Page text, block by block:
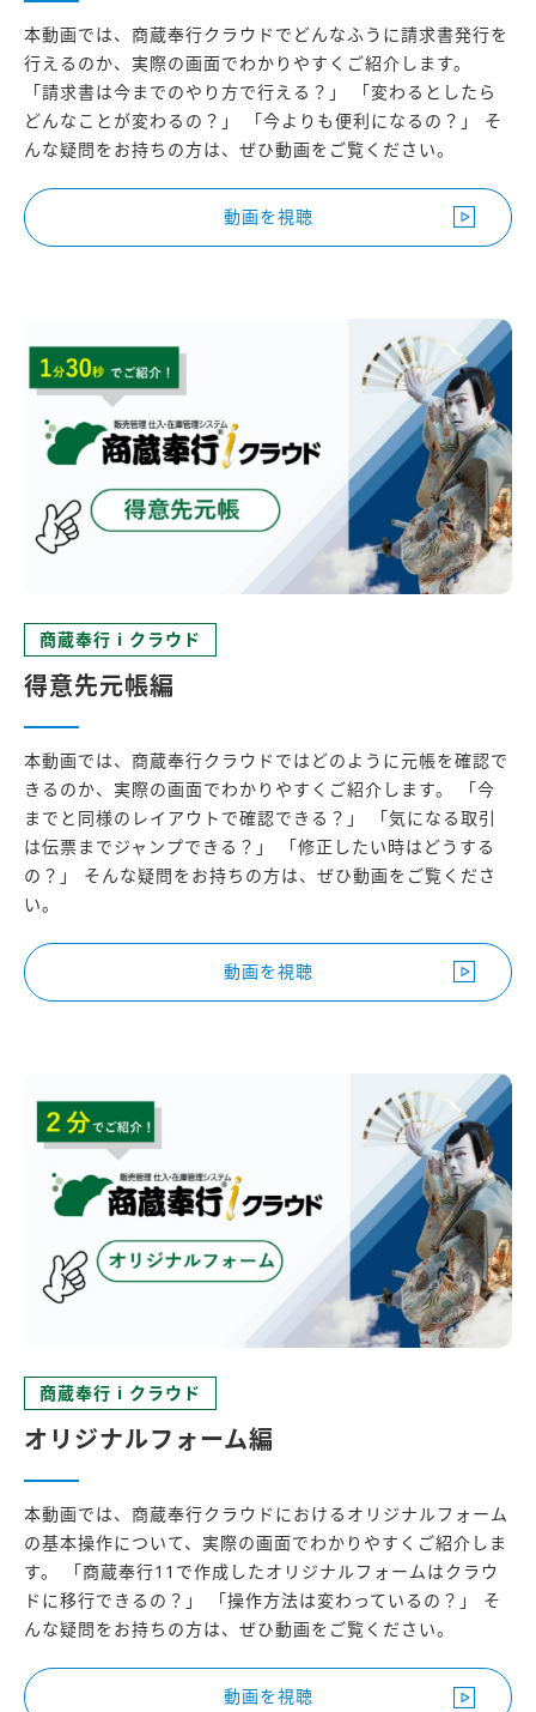
本動画では、商蔵奉行クラウドでどんなふうに請求書発行を
行えるのか、実際の画面でわかりやすくご紹介します。
「請求書は今までのやり方で行える？」 「変わるとしたら
どんなことが変わるの？」 「今よりも便利になるの？」 そ
んな疑問をお持ちの方は、ぜひ動画をご覧ください。
動画を視聴
商蔵奉行 i クラウド
得意先元帳編
本動画では、商蔵奉行クラウドではどのように元帳を確認で
きるのか、実際の画面でわかりやすくご紹介します。 「今
までと同様のレイアウトで確認できる？」 「気になる取引
は伝票までジャンプできる？」 「修正したい時はどうする
の？」 そんな疑問をお持ちの方は、ぜひ動画をご覧くださ
い。
動画を視聴
商蔵奉行 i クラウド
オリジナルフォーム編
本動画では、商蔵奉行クラウドにおけるオリジナルフォーム
の基本操作について、実際の画面でわかりやすくご紹介しま
す。 「商蔵奉行11で作成したオリジナルフォームはクラウ
ドに移行できるの？」 「操作方法は変わっているの？」 そ
んな疑問をお持ちの方は、ぜひ動画をご覧ください。
動画を視聴